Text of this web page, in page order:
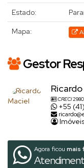
Estado:
Mapa:
Gestor
CRECI
+55
Agora ficou mais